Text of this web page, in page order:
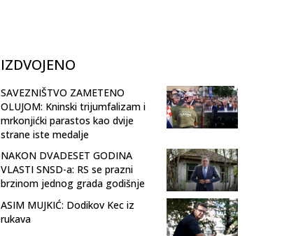
IZDVOJENO
SAVEZNIŠTVO ZAMETENO
OLUJOM: Kninski trijumfalizam i
mrkonjićki parastos kao dvije
strane iste medalje
NAKON DVADESET GODINA
VLASTI SNSD-a: RS se prazni
brzinom jednog grada godišnje
ASIM MUJKIĆ: Dodikov Kec iz
rukava